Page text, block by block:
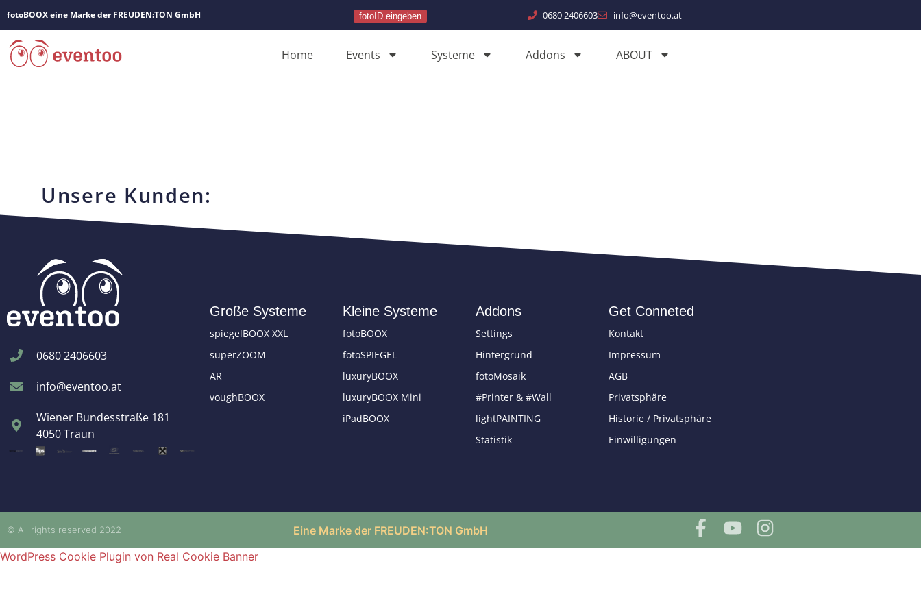
fotoBOOX eine Marke der FREUDEN:TON GmbH fotoID eingeben 0680 2406603 info@eventoo.at
Home Events Systeme Addons ABOUT
Unsere Kunden:
0680 2406603
info@eventoo.at
Wiener Bundesstraße 181
4050 Traun
Große Systeme
spiegelBOOX XXL
superZOOM
AR
voughBOOX
Kleine Systeme
fotoBOOX
fotoSPIEGEL
luxuryBOOX
luxuryBOOX Mini
iPadBOOX
Addons
Settings
Hintergrund
fotoMosaik
#Printer & #Wall
lightPAINTING
Statistik
Get Conneted
Kontakt
Impressum
AGB
Privatsphäre
Historie / Privatsphäre
Einwilligungen
© All rights reserved 2022
Eine Marke der FREUDEN:TON GmbH
WordPress Cookie Plugin von Real Cookie Banner